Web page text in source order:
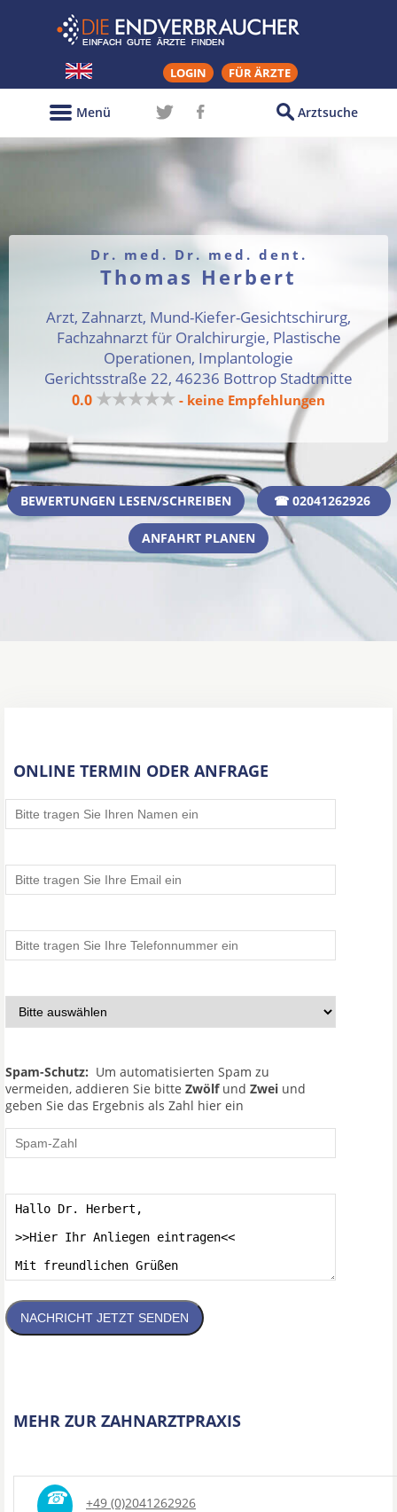
LOGIN FÜR ÄRZTE
Arztsuche
Menü
Dr. med. Dr. med. dent.
Thomas Herbert
Arzt, Zahnarzt, Mund-Kiefer-Gesichtschirurg,
Fachzahnarzt für Oralchirurgie, Plastische
Operationen, Implantologie
Gerichtsstraße 22, 46236 Bottrop Stadtmitte
0.0 ★★★★★ - keine Empfehlungen
BEWERTUNGEN LESEN/SCHREIBEN ☎ 02041262926
ANFAHRT PLANEN
ONLINE TERMIN ODER ANFRAGE
Spam-Schutz: Um automatisierten Spam zu
vermeiden, addieren Sie bitte Zwölfund Zwei und
geben Sie das Ergebnis als Zahl hier ein
NACHRICHT JETZT SENDEN
MEHR ZUR ZAHNARZTPRAXIS
☎ +49 (0)2041262926